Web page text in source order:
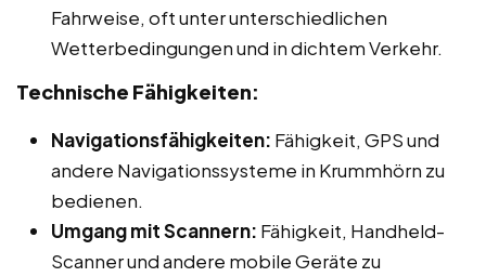
Fahrweise, oft unter unterschiedlichen
Wetterbedingungen und in dichtem Verkehr.
Technische Fähigkeiten:
Navigationsfähigkeiten: Fähigkeit, GPS und
andere Navigationssysteme in Krummhörn zu
bedienen.
Umgang mit Scannern: Fähigkeit, Handheld-
Scanner und andere mobile Geräte zu